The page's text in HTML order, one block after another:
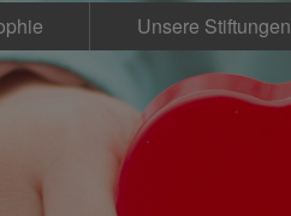
Unsere Stiftungen